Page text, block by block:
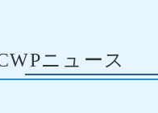
ニュース